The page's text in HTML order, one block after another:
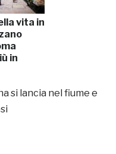
vita in
in
si lancia nel fiume e